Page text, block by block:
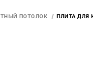
ПОТОЛОК ПЛИТА ДЛЯ